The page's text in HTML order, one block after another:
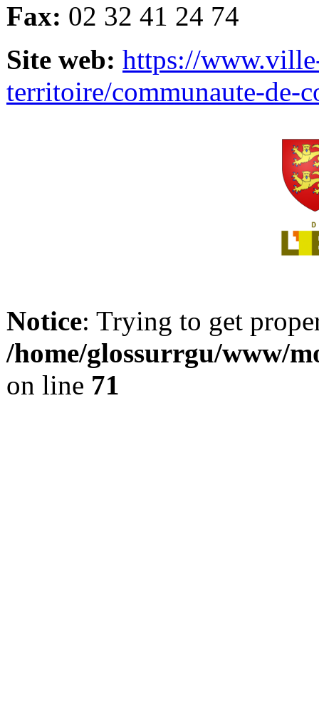
Fax: 02 32 41 24 74
Site web: https://
territoire/communaute-de-
Notice: Trying to get
/home/glossurrgu/www/
on line 71